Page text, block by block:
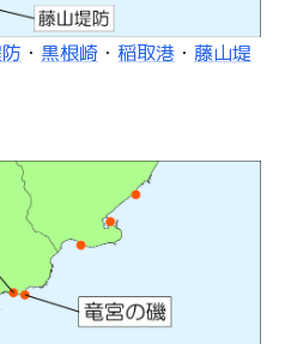
・ 黒根崎 ・ 稲取港 ・ 藤山堤